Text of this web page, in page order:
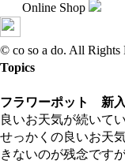
Online Shop
© co so a do. All Rights
Topics
フラワーポット 新入
良いお天気が続いて
せっかくの良いお天
きないのが残念です